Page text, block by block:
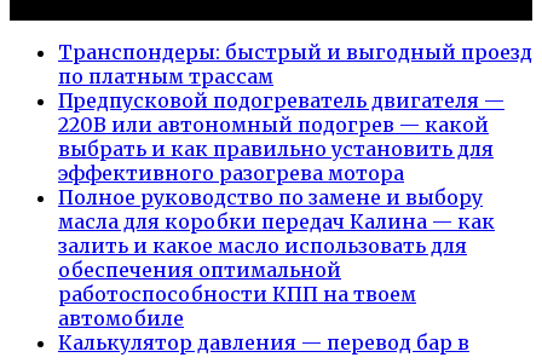
Транспондеры: быстрый и выгодный проезд
по платным трассам
Предпусковой подогреватель двигателя —
220В или автономный подогрев — какой
выбрать и как правильно установить для
эффективного разогрева мотора
Полное руководство по замене и выбору
масла для коробки передач Калина — как
залить и какое масло использовать для
обеспечения оптимальной
работоспособности КПП на твоем
автомобиле
Калькулятор давления — перевод бар в